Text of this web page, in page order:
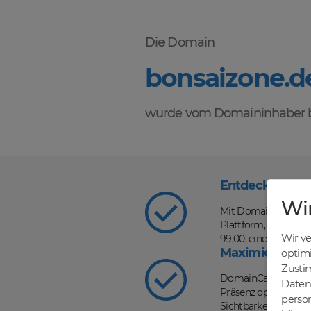
Die Domain
wurde vom Domaininhaber
Entdecke die
Mit DomainCatcher
Plattform, auf der
99,00, einer
Maximiere
DomainCatcher ist
Präsenz optimieren
Sichtbarkeit in
Wir